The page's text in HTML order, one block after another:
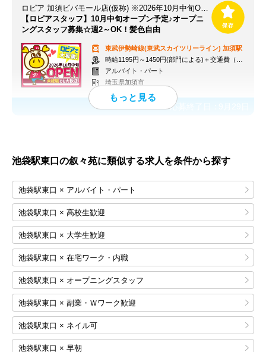
【ロピアスタッフ】10月中旬オープン予定♪オープニ
ングスタッフ募集☆週2～OK！髪色自由
東武伊勢崎線(東武スカイツリーライン) 加須駅
時給1195円～1450円(部門による)＋交通費（社内規定）
アルバイト・パート
埼玉県加須市
応募終了日：
池袋駅東口の叙々苑に類似する求人を条件から探す
池袋駅東口 × アルバイト・パート
池袋駅東口 × 高校生歓迎
池袋駅東口 × 大学生歓迎
池袋駅東口 × 在宅ワーク・内職
池袋駅東口 × オープニングスタッフ
池袋駅東口 × 副業・Ｗワーク歓迎
池袋駅東口 × ネイル可
池袋駅東口 × 早朝